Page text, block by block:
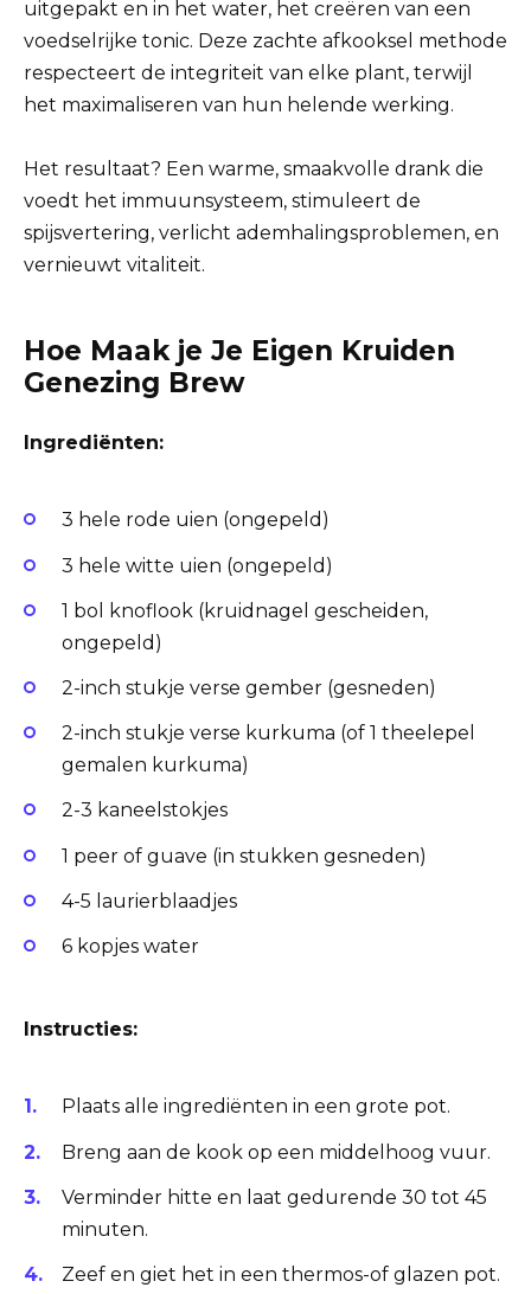
uitgepakt en in het water, het creëren van een
voedselrijke tonic. Deze zachte afkooksel methode
respecteert de integriteit van elke plant, terwijl
het maximaliseren van hun helende werking.
Het resultaat? Een warme, smaakvolle drank die
voedt het immuunsysteem, stimuleert de
spijsvertering, verlicht ademhalingsproblemen, en
vernieuwt vitaliteit.
Hoe Maak je Je Eigen Kruiden
Genezing Brew
Ingrediënten:
3 hele rode uien (ongepeld)
3 hele witte uien (ongepeld)
1 bol knoflook (kruidnagel gescheiden,
ongepeld)
2-inch stukje verse gember (gesneden)
2-inch stukje verse kurkuma (of 1 theelepel
gemalen kurkuma)
2-3 kaneelstokjes
1 peer of guave (in stukken gesneden)
4-5 laurierblaadjes
6 kopjes water
Instructies:
Plaats alle ingrediënten in een grote pot.
Breng aan de kook op een middelhoog vuur.
Verminder hitte en laat gedurende 30 tot 45
minuten.
Zeef en giet het in een thermos-of glazen pot.